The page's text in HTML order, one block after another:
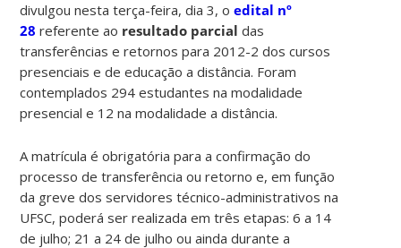
divulgou nesta terça-feira, dia 3, oedital nº
28 referente ao resultado parcial das
transferências e retornos para 2012-2 dos cursos
presenciais e de educação a distância. Foram
contemplados 294 estudantes na modalidade
presencial e 12 na modalidade a distância.
A matrícula é obrigatória para a confirmação do
processo de transferência ou retorno e, em função
da greve dos servidores técnico-administrativos na
UFSC, poderá ser realizada em três etapas: 6 a 14
de julho; 21 a 24 de julho ou ainda durante a